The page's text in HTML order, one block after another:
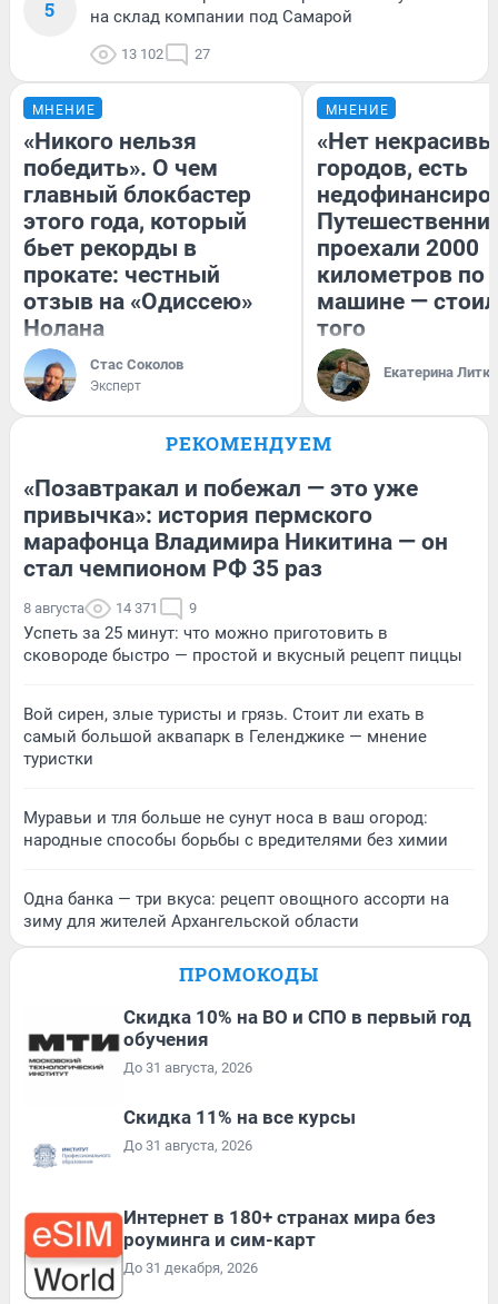
5
на склад компании под Самарой
13 102 27
МНЕНИЕ
«Никого нельзя
победить». О чем
главный блокбастер
этого года, который
бьет рекорды в
прокате: честный
отзыв на «Одиссею»
Нолана
Стас Соколов
Эксперт
МНЕНИЕ
«Нет
городов, есть
проехали 2000
километров по
машине —
того
Екатерина
РЕКОМЕНДУЕМ
«Позавтракал и побежал — это уже
привычка»: история пермского
марафонца Владимира Никитина — он
стал чемпионом РФ 35 раз
8 августа 14 371 9
Успеть за 25 минут: что можно приготовить в
сковороде быстро — простой и вкусный рецепт пиццы
Вой сирен, злые туристы и грязь. Стоит ли ехать в
самый большой аквапарк в Геленджике — мнение
туристки
Муравьи и тля больше не сунут носа в ваш огород:
народные способы борьбы с вредителями без химии
Одна банка — три вкуса: рецепт овощного ассорти на
зиму для жителей Архангельской области
ПРОМОКОДЫ
Скидка 10% на ВО и СПО в первый год
обучения
До 31 августа, 2026
Скидка 11% на все курсы
До 31 августа, 2026
Интернет в 180+ странах мира без
роуминга и сим-карт
До 31 декабря, 2026